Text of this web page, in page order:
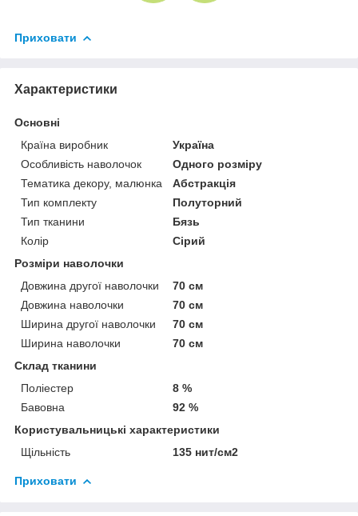
Приховати
Характеристики
Основні
Країна виробник
Україна
Особливість наволочок
Одного розміру
Тематика декору, малюнка
Абстракція
Тип комплекту
Полуторний
Тип тканини
Бязь
Колір
Сірий
Розміри наволочки
Довжина другої наволочки
70 см
Довжина наволочки
70 см
Ширина другої наволочки
70 см
Ширина наволочки
70 см
Склад тканини
Поліестер
8 %
Бавовна
92 %
Користувальницькі характеристики
Щільність
135 нит/см2
Приховати